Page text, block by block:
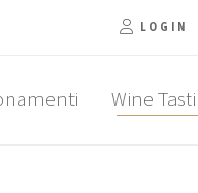
LOGIN
Wine